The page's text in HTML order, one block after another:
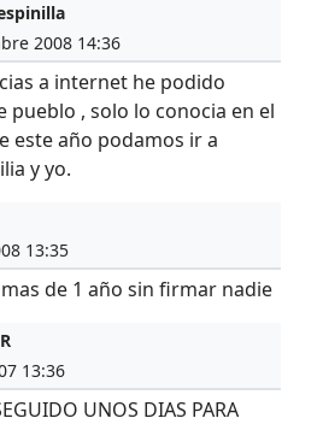
2008 14:36
a internet he podido
pueblo , solo lo conocia en el
este año podamos ir a
y yo.
13:35
mas de 1 año sin firmar nadie
13:36
UNOS DIAS PARA